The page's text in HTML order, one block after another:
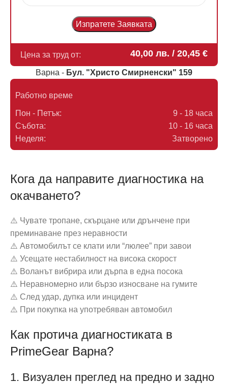
Кога да направите диагностика на
окачването?
⚠️ Чувате тропане, скърцане или дрънчене при
преминаване през неравности
⚠️ Автомобилът се клати или “люлее” при завои
⚠️ Усещате нестабилност на висока скорост
⚠️ Воланът вибрира или дърпа в една посока
⚠️ Неравномерно или бързо износване на гумите
⚠️ След удар, дупка или инцидент
⚠️ При покупка на употребяван автомобил
Как протича диагностиката в
PrimeGear Варна?
1. Визуален преглед на предно и задно
Цена за труд от: 40,00 лв. / 20,45 €
Варна - Бул. "Христо Смирненски" 159
Работно време
Пон - Петък:
Събота:
Неделя:
9 - 18 часа
10 - 16 часа
Затворено